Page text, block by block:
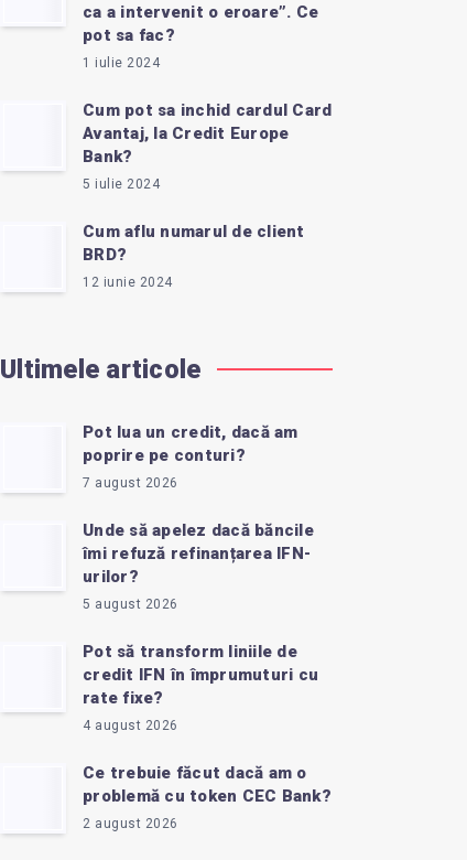
ca a intervenit o eroare”. Ce
pot sa fac?
1 iulie 2024
Cum pot sa inchid cardul Card
Avantaj, la Credit Europe
Bank?
5 iulie 2024
Cum aflu numarul de client
BRD?
12 iunie 2024
Ultimele articole
Pot lua un credit, dacă am
poprire pe conturi?
7 august 2026
Unde să apelez dacă băncile
îmi refuză refinanțarea IFN-
urilor?
5 august 2026
Pot să transform liniile de
credit IFN în împrumuturi cu
rate fixe?
4 august 2026
Ce trebuie făcut dacă am o
problemă cu token CEC Bank?
2 august 2026